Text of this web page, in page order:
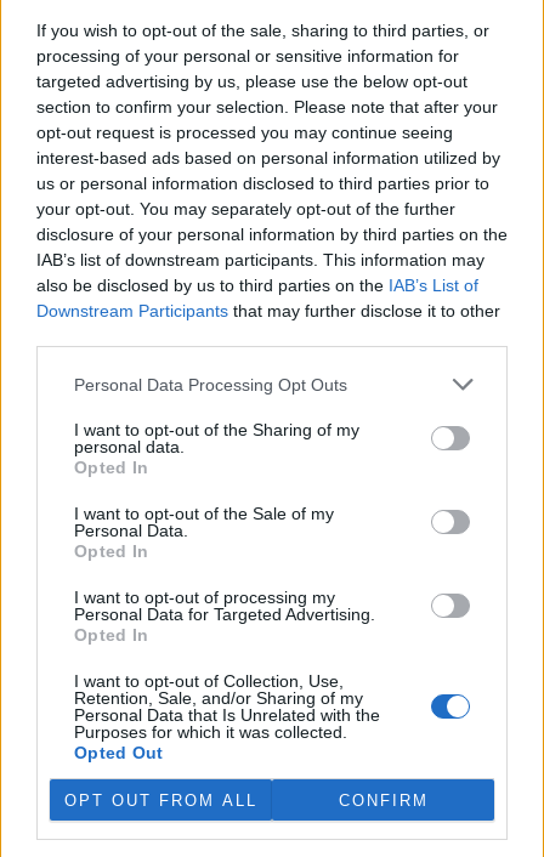
If you wish to opt-out of the sale, sharing to third parties, or
processing of your personal or sensitive information for
targeted advertising by us, please use the below opt-out
section to confirm your selection. Please note that after your
opt-out request is processed you may continue seeing
interest-based ads based on personal information utilized by
us or personal information disclosed to third parties prior to
your opt-out. You may separately opt-out of the further
disclosure of your personal information by third parties on the
IAB’s list of downstream participants. This information may
also be disclosed by us to third parties on the IAB’s List of
Downstream Participants that may further disclose it to other
Personal Data Processing Opt Outs
I want to opt-out of the Sharing of my
personal data.
Opted In
I want to opt-out of the Sale of my
Personal Data.
Opted In
I want to opt-out of processing my
Personal Data for Targeted Advertising.
Opted In
I want to opt-out of Collection, Use,
Retention, Sale, and/or Sharing of my
Personal Data that Is Unrelated with the
Purposes for which it was collected.
Opted Out
OPT OUT FROM ALL CONFIRM
dohašovat a hasiči budou místo hlídat přes noc do středy.
Vodojem pro Domašov, Říčky a Rudku na Brněnsku byl
prázdný, lidé musí šetřit
4.8.2026 17:12 (ČTK)
Domašov, Rudka a Říčky na
Brněnsku mají potíže s pitnou
vodou. Důvodem je
dlouhodobé sucho i příliš
vysoká spotřeba vody. Ač
Dobrovolný svazek obcí (DSO) Domašovsko, který vodovod
provozuje, před týdnem vyzval k šetření vodou, spotřeba stoupla,
a lidé tak v pondělí vodojem zcela vyčerpali. Na problém dnes
že voda nyní z kohoutků ve třech obcích teče, ale je třeba opravdu
Obce dostanou od ministerstva 300 milionů korun na
opravu nebo výstavbu vodních nádrží
4.8.2026 13:09 (ČTK)
Diskuse: 3
ministerstva zemědělství
(MZe) 300 milionů korun na
nádrží. Žádost o dotace mohou podávat od 7. září do 7. října.
Hospodářským zvířatům pomáhají při vedrech remízky
i kamenné stáje
4.8.2026 12:52 ( ČTK)
Hospodářská zvířata na jihu